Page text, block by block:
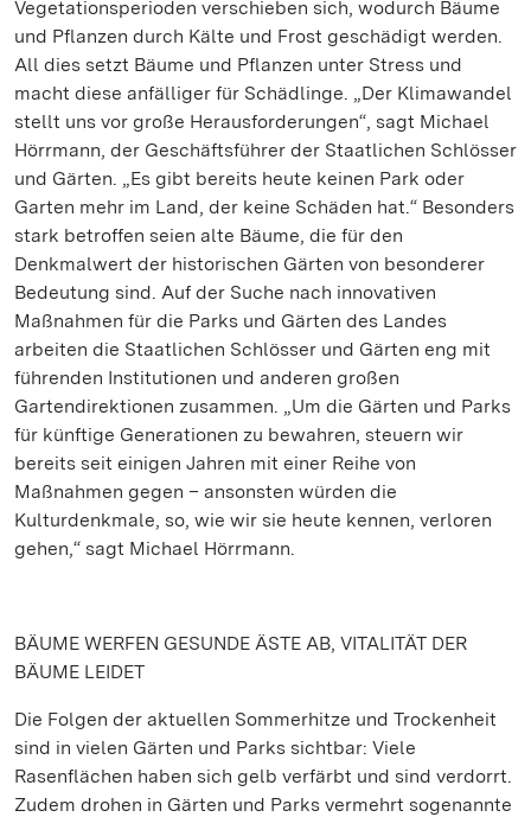
Vegetationsperioden verschieben sich, wodurch Bäume
und Pflanzen durch Kälte und Frost geschädigt werden.
All dies setzt Bäume und Pflanzen unter Stress und
macht diese anfälliger für Schädlinge. „Der Klimawandel
stellt uns vor große Herausforderungen“, sagt Michael
Hörrmann, der Geschäftsführer der Staatlichen Schlösser
und Gärten. „Es gibt bereits heute keinen Park oder
Garten mehr im Land, der keine Schäden hat.“ Besonders
stark betroffen seien alte Bäume, die für den
Denkmalwert der historischen Gärten von besonderer
Bedeutung sind. Auf der Suche nach innovativen
Maßnahmen für die Parks und Gärten des Landes
arbeiten die Staatlichen Schlösser und Gärten eng mit
führenden Institutionen und anderen großen
Gartendirektionen zusammen. „Um die Gärten und Parks
für künftige Generationen zu bewahren, steuern wir
bereits seit einigen Jahren mit einer Reihe von
Maßnahmen gegen – ansonsten würden die
Kulturdenkmale, so, wie wir sie heute kennen, verloren
gehen,“ sagt Michael Hörrmann.
BÄUME WERFEN GESUNDE ÄSTE AB, VITALITÄT DER
BÄUME LEIDET
Die Folgen der aktuellen Sommerhitze und Trockenheit
sind in vielen Gärten und Parks sichtbar: Viele
Rasenflächen haben sich gelb verfärbt und sind verdorrt.
Zudem drohen in Gärten und Parks vermehrt sogenannte